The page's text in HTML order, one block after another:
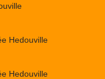
Hedouville
Hedouville